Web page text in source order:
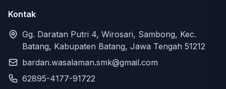
Kontak
Gg. Daratan Putri 4, Wirosari, Sambong, Kec.
Batang, Kabupaten Batang, Jawa Tengah 51212
bardan.wasalaman.smk@gmail.com
62895-4177-91722